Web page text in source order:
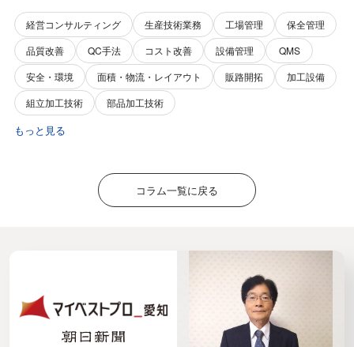
経営コンサルティング 生産技術業務 工場管理
保全管理
品質改善
QC手法 コスト改善 設備管理
QMS
安全・環境
面積・物流・レイアウト 販路開拓
加工設備
組立加工技術
部品加工技術
もっと見る
コラム一覧に戻る